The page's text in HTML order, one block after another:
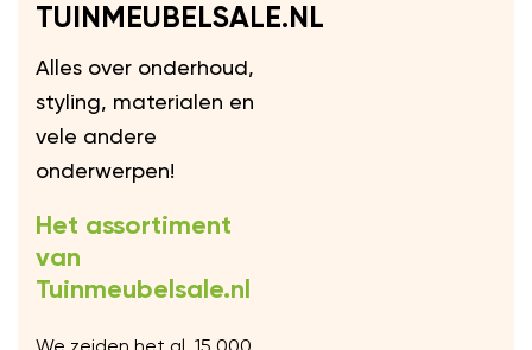
TUINMEUBELSALE.NL
Alles over onderhoud,
styling, materialen en
vele andere
onderwerpen!
Het assortiment
van
Tuinmeubelsale.nl